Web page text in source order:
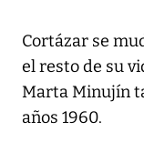
Cortázar se
el resto de su
Marta Minujín
años 1960.